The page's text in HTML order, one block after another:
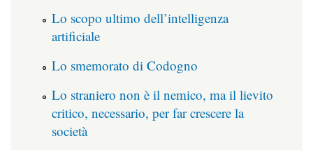
Lo scopo ultimo dell’intelligenza
artificiale
Lo smemorato di Codogno
Lo straniero non è il nemico, ma il lievito
critico, necessario, per far crescere la
società